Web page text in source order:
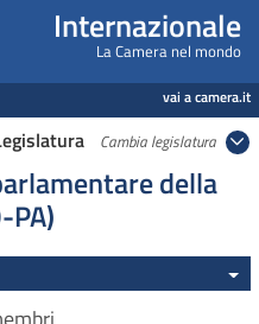
Deputati -
Internazionale
La Camera nel mondo
vai a camera.it
Cambia legislatura
della
PA)